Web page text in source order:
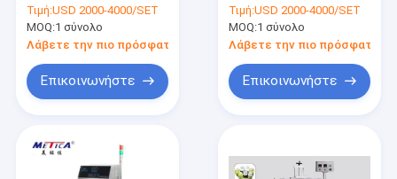
το φύλλο αλουμινίου
αργιλίου 3000BPH
Τιμή:USD 2000-4000/SET
MOQ:1 σύνολο
Λάβετε την πιο πρόσφατη τιμή
Επικοινωνήστε
αλουμινίου αργιλίου
επαγωγής για τα
μπουκάλια και τα
βάζα
Τιμή:USD 2000-4000/SET
MOQ:1 σύνολο
Λάβετε την πιο πρόσφατη
Επικοινωνήστε